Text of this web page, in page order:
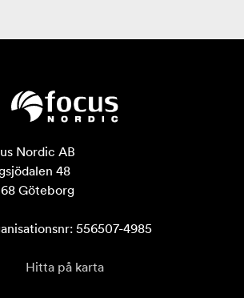
Nordic AB
48
68 Göteborg
556507-4985
Hitta på karta